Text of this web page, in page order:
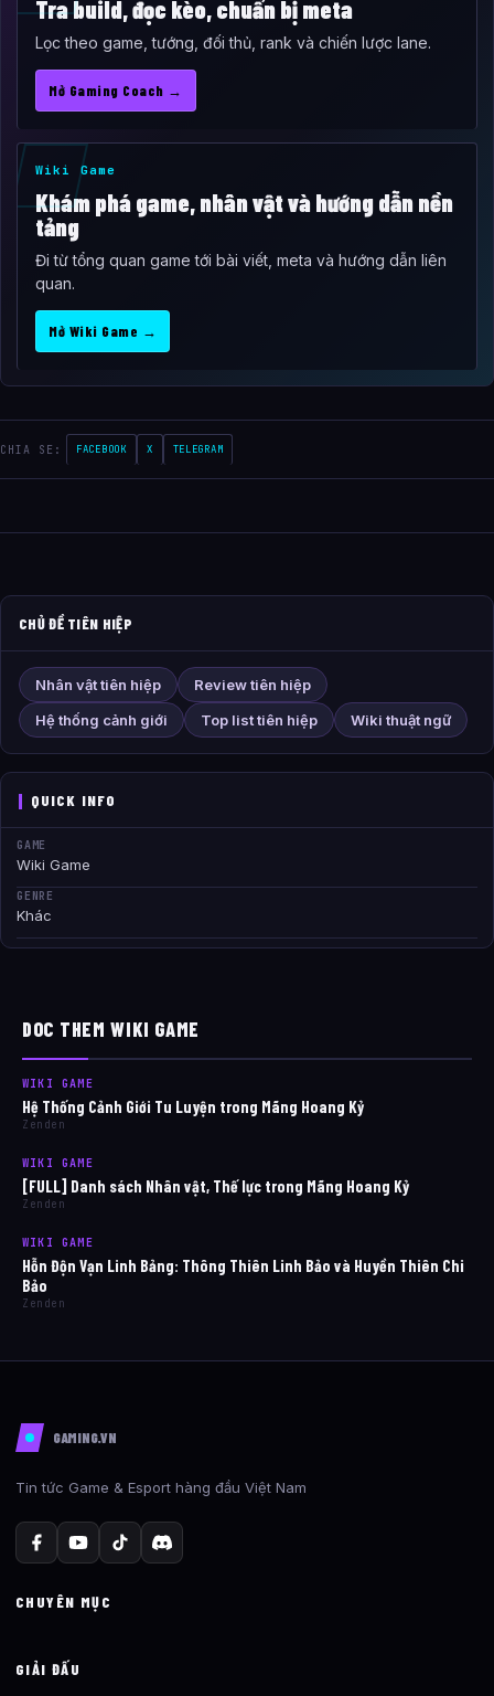
Tra build, đọc kèo, chuẩn bị meta
Lọc theo game, tướng, đối thủ, rank và chiến lược lane.
Mở Gaming Coach →
Wiki Game
Khám phá game, nhân vật và hướng dẫn nền
tảng
Đi từ tổng quan game tới bài viết, meta và hướng dẫn liên
quan.
Mở Wiki Game →
CHIA SE: FACEBOOK X TELEGRAM
CHỦ ĐỀ TIÊN HIỆP
Nhân vật tiên hiệp
Review tiên hiệp
Hệ thống cảnh giới
Top list tiên hiệp Wiki thuật ngữ
QUICK INFO
GAME
Wiki Game
GENRE
Khác
DOC THEM WIKI GAME
WIKI GAME
Hệ Thống Cảnh Giới Tu Luyện trong Mãng Hoang Kỷ
Zenden
WIKI GAME
[FULL] Danh sách Nhân vật, Thế lực trong Mãng Hoang Kỷ
Zenden
WIKI GAME
Hỗn Độn Vạn Linh Bảng: Thông Thiên Linh Bảo và Huyền Thiên Chi
Bảo
Zenden
GAMING.VN
Tin tức Game & Esport hàng đầu Việt Nam
CHUYÊN MỤC
GIẢI ĐẤU